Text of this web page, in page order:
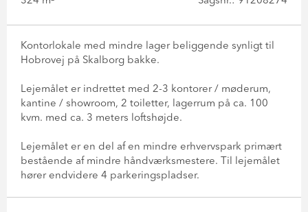
Kontorlokale med mindre lager beliggende synligt til
Hobrovej på Skalborg bakke.
Lejemålet er indrettet med 2-3 kontorer / møderum,
kantine / showroom, 2 toiletter, lagerrum på ca. 100
kvm. med ca. 3 meters loftshøjde.
Lejemålet er en del af en mindre erhvervspark primært
bestående af mindre håndværksmestere. Til lejemålet
hører endvidere 4 parkeringspladser.